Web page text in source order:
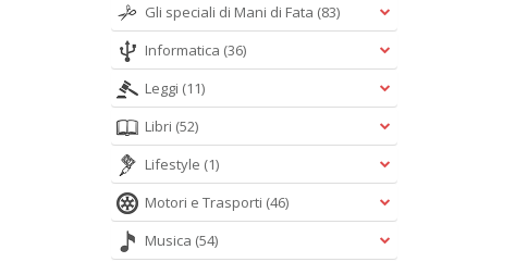
Gli speciali di Mani di Fata (83)
Informatica (36)
Leggi (11)
Libri (52)
Lifestyle (1)
Motori e Trasporti (46)
Musica (54)